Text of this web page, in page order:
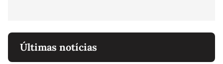
Últimas notícias